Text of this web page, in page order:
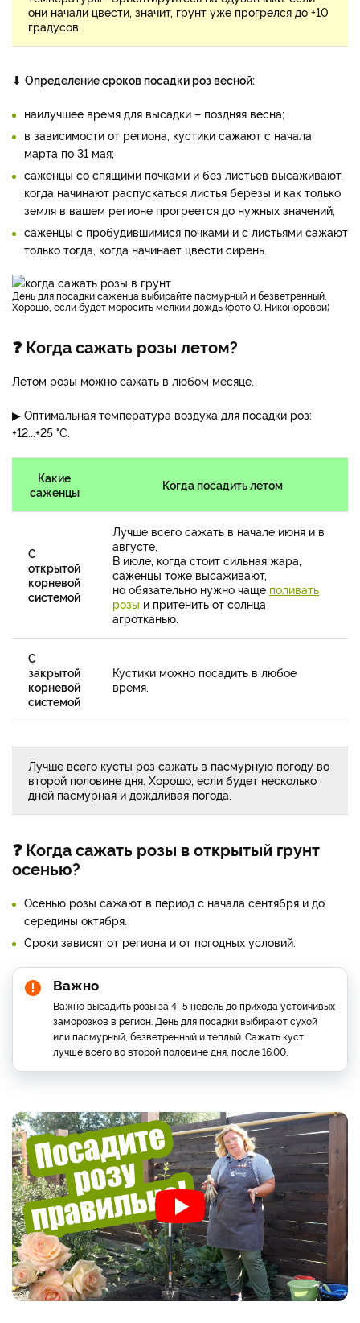
они начали цвести, значит, грунт уже прогрелся до +10
градусов.
⬇ Определение сроков посадки роз весной:
наилучшее время для высадки – поздняя весна;
в зависимости от региона, кустики сажают с начала
марта по 31 мая;
саженцы со спящими почками и без листьев высаживают,
когда начинают распускаться листья березы и как только
земля в вашем регионе прогреется до нужных значений;
саженцы с пробудившимися почками и с листьями сажают
только тогда, когда начинает цвести сирень.
День для посадки саженца выбирайте пасмурный и безветренный.
Хорошо, если будет моросить мелкий дождь (фото О. Никоноровой)
❓ Когда сажать розы летом?
Летом розы можно сажать в любом месяце.
▶ Оптимальная температура воздуха для посадки роз:
+12...+25 °С.
Какие
саженцы
Когда посадить летом
С
открытой
корневой
системой
Лучше всего сажать в начале июня и в
августе.
В июле, когда стоит сильная жара,
саженцы тоже высаживают,
но обязательно нужно чаще поливать
розы и притенить от солнца
агротканью.
С
закрытой
корневой
системой
Кустики можно посадить в любое
время.
Лучше всего кусты роз сажать в пасмурную погоду во
второй половине дня. Хорошо, если будет несколько
дней пасмурная и дождливая погода.
❓ Когда сажать розы в открытый грунт
осенью?
Осенью розы сажают в период с начала сентября и до
середины октября.
Сроки зависят от региона и от погодных условий.
Важно
Важно высадить розы за 4–5 недель до прихода устойчивых
заморозков в регион. День для посадки выбирают сухой
или пасмурный, безветренный и теплый. Сажать куст
лучше всего во второй половине дня, после 16.00.